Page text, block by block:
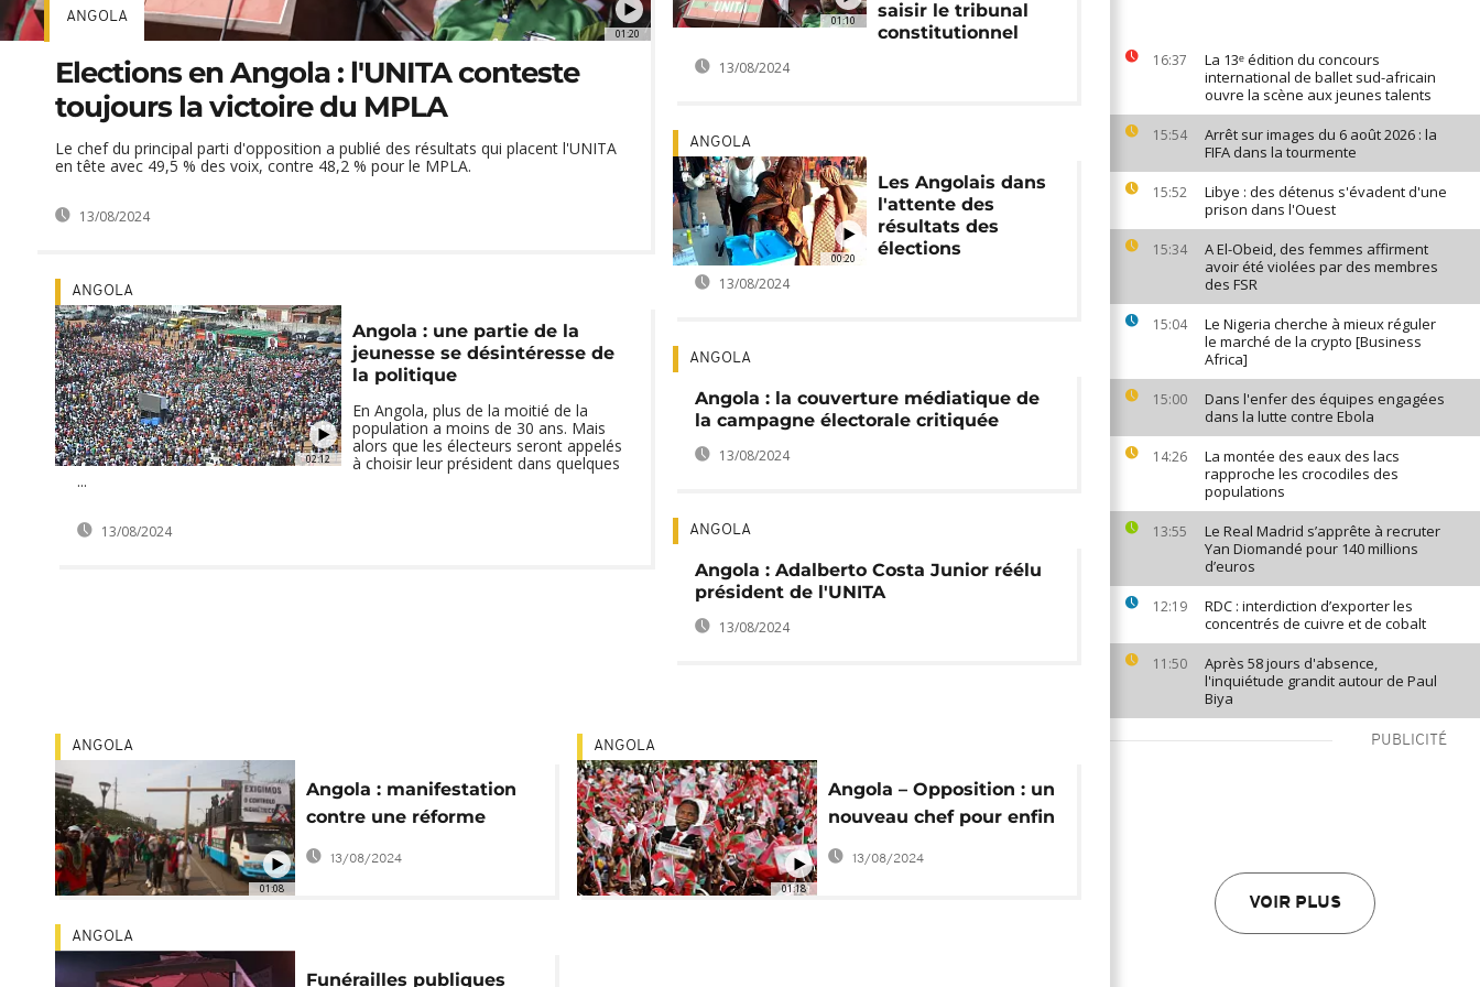
16:37
La 13ᵉ édition du concours
international de ballet sud-africain
ouvre la scène aux jeunes talents
15:54
Arrêt sur images du 6 août 2026 : la
FIFA dans la tourmente
15:52
Libye : des détenus s'évadent d'une
prison dans l'Ouest
15:34
A El-Obeid, des femmes affirment
avoir été violées par des membres
des FSR
15:04
Le Nigeria cherche à mieux réguler
le marché de la crypto [Business
Africa]
15:00
Dans l'enfer des équipes engagées
dans la lutte contre Ebola
14:26
La montée des eaux des lacs
rapproche les crocodiles des
populations
13:55
Le Real Madrid s’apprête à recruter
Yan Diomandé pour 140 millions
d’euros
12:19
RDC : interdiction d’exporter les
concentrés de cuivre et de cobalt
11:50
Après 58 jours d'absence,
l'inquiétude grandit autour de Paul
Biya
PUBLICITÉ
VOIR PLUS
01:20
ANGOLA
Elections en Angola : l'UNITA conteste
toujours la victoire du MPLA
Le chef du principal parti d'opposition a publié des résultats qui placent l'UNITA
en tête avec 49,5 % des voix, contre 48,2 % pour le MPLA.
13/08/2024
02:12
ANGOLA
Angola : une partie de la
jeunesse se désintéresse de
la politique
En Angola, plus de la moitié de la
population a moins de 30 ans. Mais
alors que les électeurs seront appelés
à choisir leur président dans quelques
...
13/08/2024
01:10
saisir le tribunal
constitutionnel
13/08/2024
00:20
ANGOLA
Les Angolais dans
l'attente des
résultats des
élections
13/08/2024
ANGOLA
Angola : la couverture médiatique de
la campagne électorale critiquée
13/08/2024
ANGOLA
Angola : Adalberto Costa Junior réélu
président de l'UNITA
13/08/2024
01:08
ANGOLA
Angola : manifestation
contre une réforme
électorale
13/08/2024
01:18
ANGOLA
Angola – Opposition : un
nouveau chef pour enfin
conquérir le pouvoir
13/08/2024
ANGOLA
Funérailles publiques